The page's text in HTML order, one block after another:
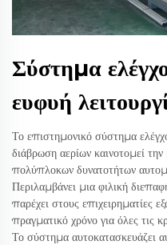
Σύστημα
ευφυή
Το επιστημονικό σύστημα
διάβρωση αερίων καινοτομεί
πολύπλοκων δυνατοτήτων
Περιλαμβάνει μια φιλική
παρέχει στους επιχειρηματίες
πραγματικό χρόνο για όλες τις
Το σύστημα αυτοκατασκευάζει